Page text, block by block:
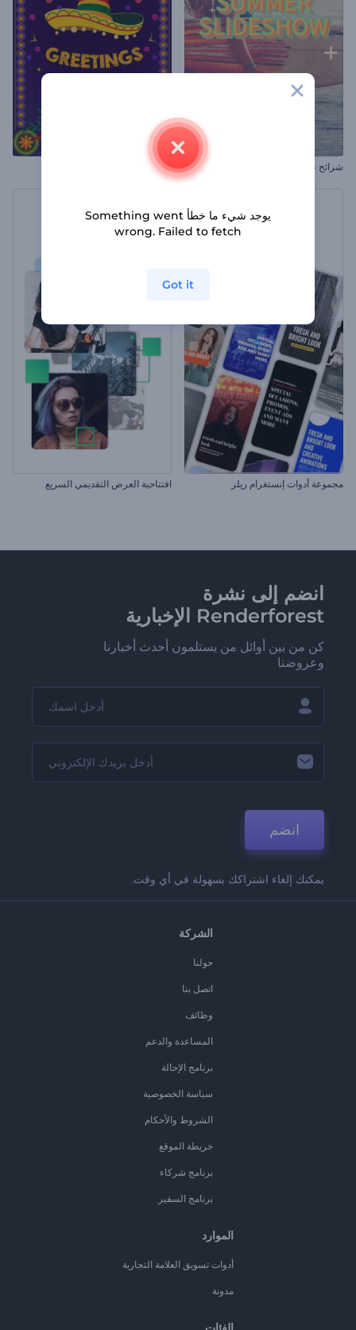
شرائح عرض فصل الصيف تهاني الخامس من مايو
مجموعة أدوات إنستغرام ريلز افتتاحية العرض التقديمي السريع
انضم إلى نشرة
Renderforest الإخبارية
كن من بين أوائل من يستلمون أحدث أخبارنا
وعروضنا
انضم
يمكنك إلغاء اشتراكك بسهولة في أي وقت.
الشركة
حولنا
اتصل بنا
وظائف
المساعدة والدعم
برنامج الإحالة
سياسة الخصوصية
الشروط والأحكام
خريطة الموقع
برنامج شركاء
برنامج السفير
الموارد
أدوات تسويق العلامة التجارية
مدونة
يوجد شيء ما خطأ Something went
wrong. Failed to fetch
Got it